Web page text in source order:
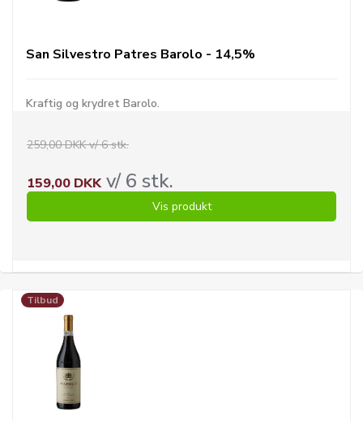
San Silvestro Patres Barolo - 14,5%
Kraftig og krydret Barolo.
259,00 DKK v/ 6 stk.
159,00 DKKv/ 6 stk.
Vis produkt
Tilbud